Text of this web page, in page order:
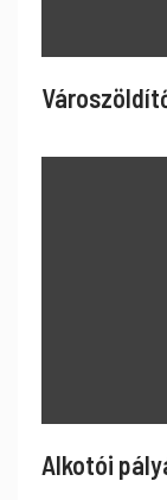
Alkotói